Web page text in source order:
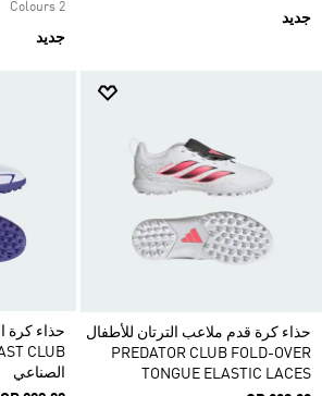
جديد
2 Colours
جديد
حذاء كرة قدم ملاعب الترتان للأطفال
PREDATOR CLUB FOLD-OVER
TONGUE ELASTIC LACES
الصناعي